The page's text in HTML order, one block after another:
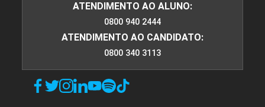
ATENDIMENTO AO ALUNO:
0800 940 2444
ATENDIMENTO AO CANDIDATO:
0800 340 3113